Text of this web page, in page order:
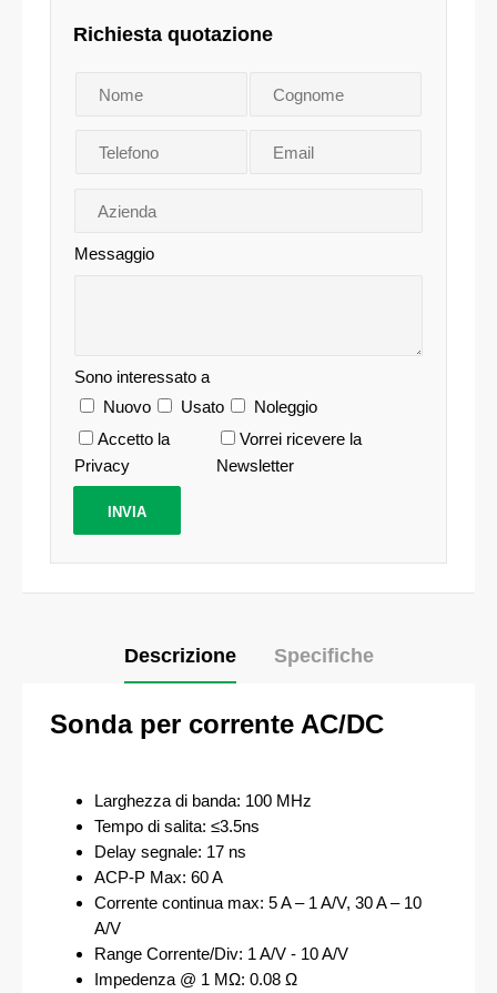
Richiesta quotazione
Messaggio
Sono interessato a
Nuovo
Usato
Noleggio
Accetto la
Privacy
Vorrei ricevere la
Newsletter
Descrizione Specifiche
Sonda per corrente AC/DC
Larghezza di banda: 100 MHz
Tempo di salita: ≤3.5ns
Delay segnale: 17 ns
ACP-P Max: 60 A
Corrente continua max: 5 A – 1 A/V, 30 A – 10
A/V
Range Corrente/Div: 1 A/V - 10 A/V
Impedenza @ 1 MΩ: 0.08 Ω